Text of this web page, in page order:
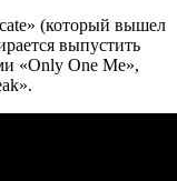
(который вышел
выпустить
«Оnly One Me»,